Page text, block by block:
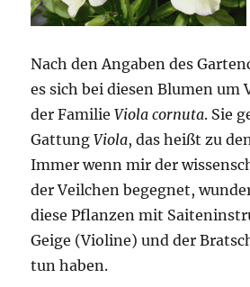
Nach den Angaben des
es sich bei diesen Blumen
der FamilieViola cornuta. Sie
GattungViola, das heißt zu
Immer wenn mir der
der Veilchen begegnet,
diese Pflanzen mit
Geige (Violine) und der
tun haben.